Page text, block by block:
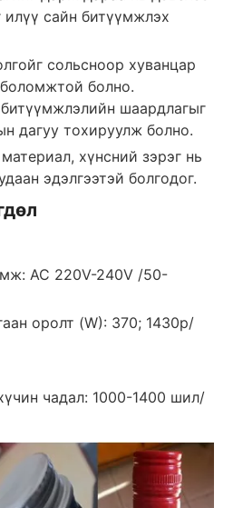
сайн битүүмжлэх
сольсноор хуванцар
боломжтой болно.
шаардлагыг
дагуу тохируулж болно.
хүнсний зэрэг нь
эдэлгээтэй болгодог.
АС 220V-240V /50-
оролт (W): 370; 1430р/
чадал: 1000-1400 шил/